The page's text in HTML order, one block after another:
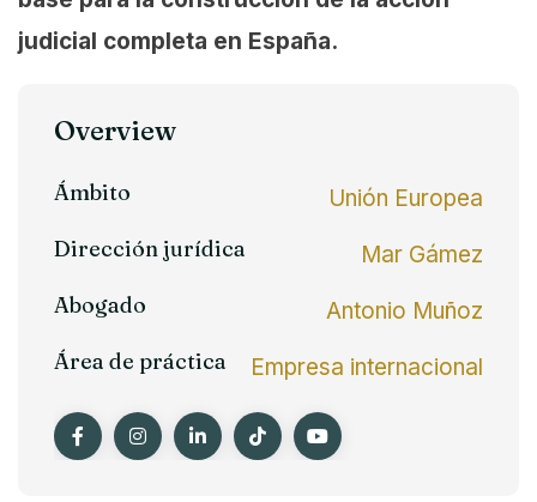
judicial completa en España.
Overview
Ámbito
Unión Europea
Dirección jurídica
Mar Gámez
Abogado
Antonio Muñoz
Área de práctica
Empresa internacional